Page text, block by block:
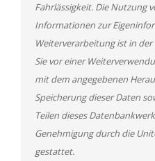
Fahrlässigkeit. Die Nutzung
Informationen zur
Weiterverarbeitung ist in
Sie vor einer
mit dem angegebenen
Speicherung dieser Daten
Teilen dieses
Genehmigung durch die
gestattet.